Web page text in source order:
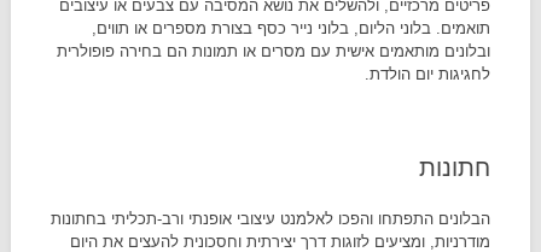
פריטים מרכזיים, ולהשלים את נושא המסיבה עם צבעים או עיצובים
תואמים. בלוני הליום, בלוני נייר כסף בצורת מספרים או תווים,
ובלונים מותאמים אישית עם מסרים או תמונות הם בחירה פופולרית
לחגיגות יום הולדת.
חתונות
הבלונים התפתחו והפכו לאלמנט עיצובי אופנתי ורב-תכליתי בחתונות
מודרניות, ומציעים לזוגות דרך יצירתית וחסכונית להעצים את היום